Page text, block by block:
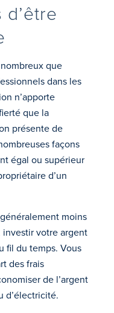
que
dans les
n’apporte
que la
présente de
façons
égal ou supérieur
d’un
moins
votre argent
fil du temps. Vous
des frais
de l’argent
d’électricité.